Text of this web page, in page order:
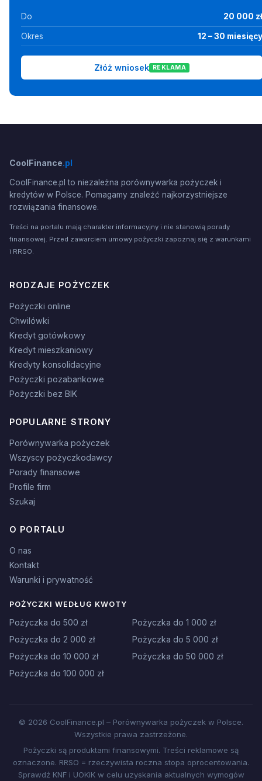
Do 20 000 zł
Okres 12 – 30 miesięcy
Złóż wniosek REKLAMA
CoolFinance.pl
CoolFinance.pl to niezależna porównywarka pożyczek i
kredytów w Polsce. Pomagamy znaleźć najkorzystniejsze
rozwiązania finansowe.
Treści na portalu mają charakter informacyjny i nie stanowią porady
finansowej. Przed zawarciem umowy pożyczki zapoznaj się z warunkami
i RRSO.
RODZAJE POŻYCZEK
Pożyczki online
Chwilówki
Kredyt gotówkowy
Kredyt mieszkaniowy
Kredyty konsolidacyjne
Pożyczki pozabankowe
Pożyczki bez BIK
POPULARNE STRONY
Porównywarka pożyczek
Wszyscy pożyczkodawcy
Porady finansowe
Profile firm
Szukaj
O PORTALU
O nas
Kontakt
Warunki i prywatność
POŻYCZKI WEDŁUG KWOTY
Pożyczka do 500 zł
Pożyczka do 1 000 zł
Pożyczka do 2 000 zł
Pożyczka do 5 000 zł
Pożyczka do 10 000 zł
Pożyczka do 50 000 zł
Pożyczka do 100 000 zł
© 2026 CoolFinance.pl – Porównywarka pożyczek w Polsce.
Wszystkie prawa zastrzeżone.
Pożyczki są produktami finansowymi. Treści reklamowe są
oznaczone. RRSO = rzeczywista roczna stopa oprocentowania.
Sprawdź KNF i UOKiK w celu uzyskania aktualnych wymogów